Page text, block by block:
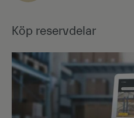
Köp reservdelar